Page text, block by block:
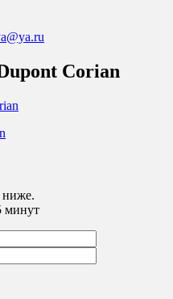
Corian
ниже.
минут